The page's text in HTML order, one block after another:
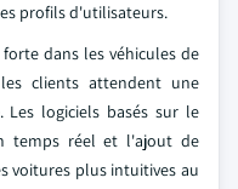
profils d'utilisateurs.
dans les véhicules de
clients attendent une
Les logiciels basés sur le
temps réel et l'ajout de
voitures plus intuitives au